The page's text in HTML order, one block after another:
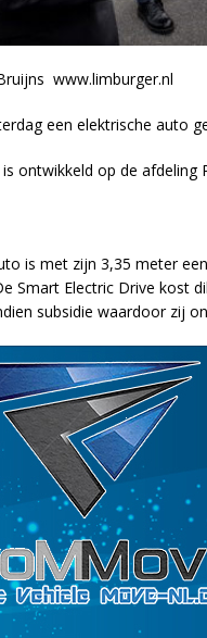
www.limburger.nl
een elektrische auto
is ontwikkeld op de afdeling
is met zijn 3,35 meter
Smart Electric Drive kost
subsidie waardoor zij